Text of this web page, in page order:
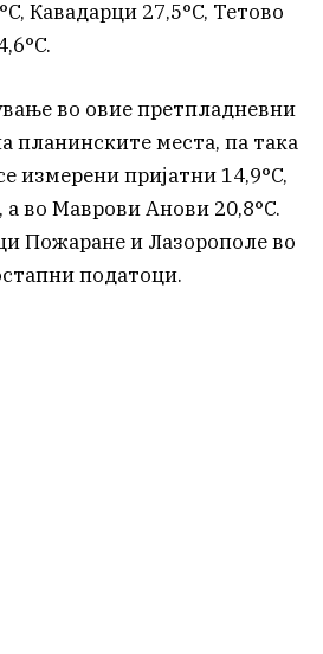
Кавадарци 27,5°C, Тетово
во овие претпладневни
планинските места, па така
измерени пријатни 14,9°C,
а во Маврови Анови 20,8°C.
Пожаране и Лазорополе во
податоци.